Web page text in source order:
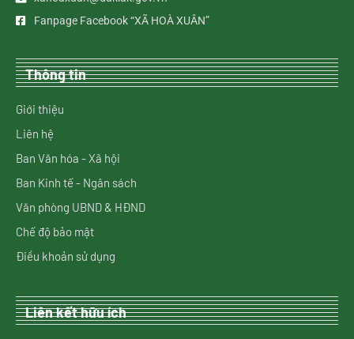
Fanpage Facebook “XÃ HOÀ XUÂN”
Thông tin
Giới thiệu
Liên hệ
Ban Văn hóa - Xã hội
Ban Kinh tế - Ngân sách
Văn phòng UBND & HĐND
Chế độ bảo mật
Điều khoản sử dụng
Liên kết hữu ích